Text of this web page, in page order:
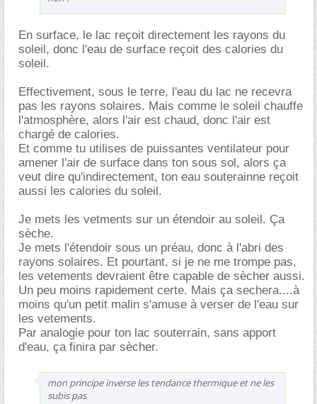
En surface, le lac reçoit directement les rayons du
soleil, donc l'eau de surface reçoit des calories du
soleil.
Effectivement, sous le terre, l'eau du lac ne recevra
pas les rayons solaires. Mais comme le soleil chauffe
l'atmosphère, alors l'air est chaud, donc l'air est
chargé de calories.
Et comme tu utilises de puissantes ventilateur pour
amener l'air de surface dans ton sous sol, alors ça
veut dire qu'indirectement, ton eau souterainne reçoit
aussi les calories du soleil.
Je mets les vetments sur un étendoir au soleil. Ça
sèche.
Je mets l'étendoir sous un préau, donc à l'abri des
rayons solaires. Et pourtant, si je ne me trompe pas,
les vetements devraient être capable de sècher aussi.
Un peu moins rapidement certe. Mais ça sechera....à
moins qu'un petit malin s'amuse à verser de l'eau sur
les vetements.
Par analogie pour ton lac souterrain, sans apport
d'eau, ça finira par sècher.
mon principe inverse les tendance thermique et ne les
subis pas